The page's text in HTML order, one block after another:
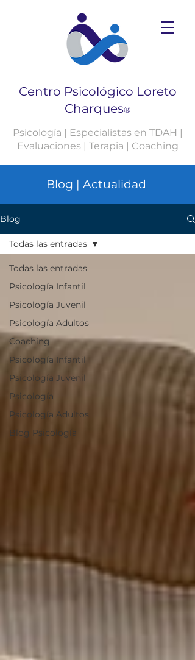
Centro Psicológico Loreto
Charques®
Psicología | Especialistas en TDAH |
Evaluaciones | Terapia | Coaching
Blog | Actualidad
Blog
Todas las entradas
Psicología Infantil
Psicología Juvenil
Psicología Adultos
Coaching
Psicología Infantil
Psicología Juvenil
Psicología
Psicología Adultos
Blog Psicología
Todas las entradas